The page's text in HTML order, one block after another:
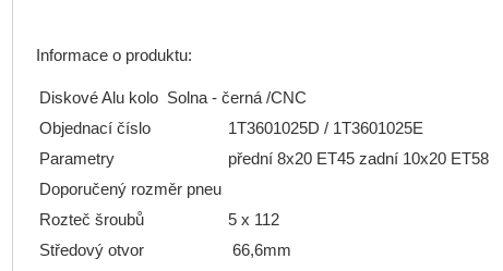
Informace o produktu:
Diskové Alu kolo Solna - černá /CNC
Objednací číslo
1T3601025D / 1T3601025E
Parametry
přední 8x20 ET45 zadní 10x20 ET58
Doporučený rozměr pneu
Rozteč šroubů
5 x 112
Středový otvor
66,6mm